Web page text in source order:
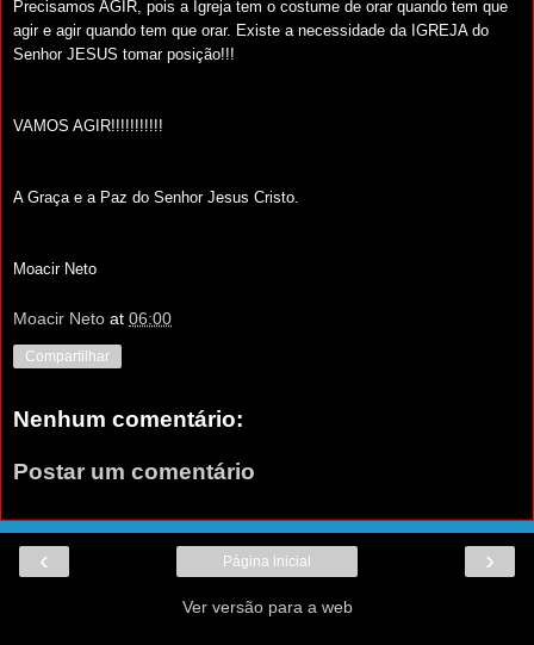
Precisamos AGIR, pois a Igreja tem o costume de orar quando tem que
agir e agir quando tem que orar. Existe a necessidade da IGREJA do
Senhor JESUS tomar posição!!!
VAMOS AGIR!!!!!!!!!!!
A Graça e a Paz do Senhor Jesus Cristo.
Moacir Neto
Moacir Neto at 06:00
Compartilhar
Nenhum comentário:
Postar um comentário
‹ ›
Página inicial
Ver versão para a web